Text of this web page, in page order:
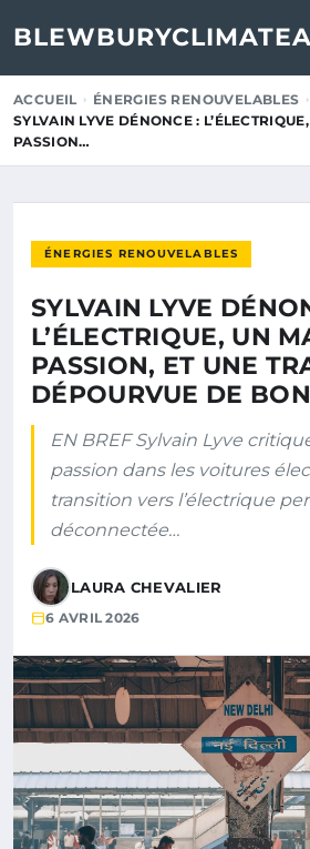
ACCUEIL
ÉNERGIES RENOUVELABLES
SYLVAIN LYVE DÉNONCE :
PASSION…
ÉNERGIES RENOUVELABLES
SYLVAIN LYVE
L’ÉLECTRIQUE, UN
PASSION, ET UNE
DÉPOURVUE DE
EN BREF Sylvain Lyve
passion dans les voitures
transition vers l’électrique
déconnectée…
LAURA CHEVALIER
6 AVRIL 2026